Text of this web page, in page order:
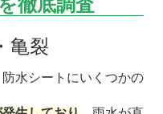
徹底調査
亀裂
水シートにいくつかの